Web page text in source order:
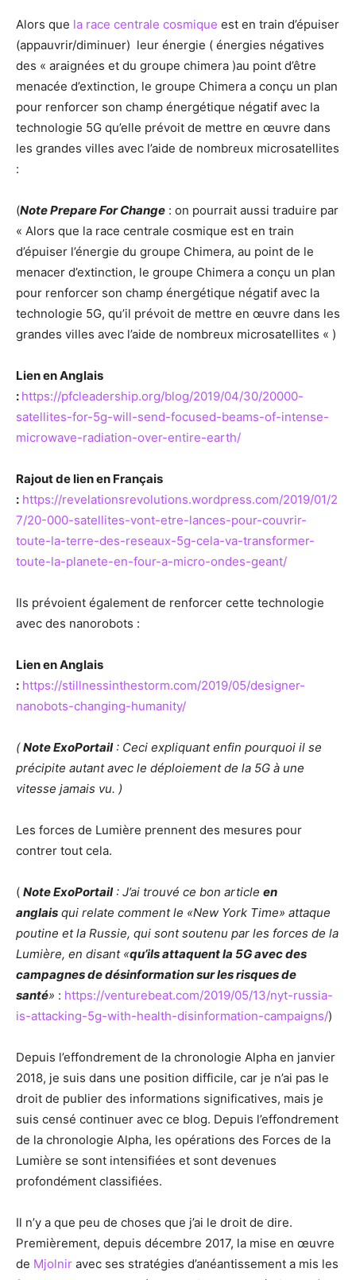
Alors que la race centrale cosmique est en train d’épuiser
(appauvrir/diminuer) leur énergie ( énergies négatives
des « araignées et du groupe chimera )au point d’être
menacée d’extinction, le groupe Chimera a conçu un plan
pour renforcer son champ énergétique négatif avec la
technologie 5G qu’elle prévoit de mettre en œuvre dans
les grandes villes avec l’aide de nombreux microsatellites
:
(Note Prepare For Change : on pourrait aussi traduire par
« Alors que la race centrale cosmique est en train
d’épuiser l’énergie du groupe Chimera, au point de le
menacer d’extinction, le groupe Chimera a conçu un plan
pour renforcer son champ énergétique négatif avec la
technologie 5G, qu’il prévoit de mettre en œuvre dans les
grandes villes avec l’aide de nombreux microsatellites « )
Lien en Anglais
: https://pfcleadership.org/blog/2019/04/30/20000-
satellites-for-5g-will-send-focused-beams-of-intense-
microwave-radiation-over-entire-earth/
Rajout de lien en Français
: https://revelationsrevolutions.wordpress.com/2019/01/2
7/20-000-satellites-vont-etre-lances-pour-couvrir-
toute-la-terre-des-reseaux-5g-cela-va-transformer-
toute-la-planete-en-four-a-micro-ondes-geant/
Ils prévoient également de renforcer cette technologie
avec des nanorobots :
Lien en Anglais
: https://stillnessinthestorm.com/2019/05/designer-
nanobots-changing-humanity/
(Note ExoPortail: Ceci expliquant enfin pourquoi il se
précipite autant avec le déploiement de la 5G à une
vitesse jamais vu. )
Les forces de Lumière prennent des mesures pour
contrer tout cela.
( Note ExoPortail: J’ai trouvé ce bon article en
anglais qui relate comment le «New York Time» attaque
poutine et la Russie, qui sont soutenu par les forces de la
Lumière, en disant «qu’ils attaquent la 5G avec des
campagnes de désinformation sur les risques de
santé» : https://venturebeat.com/2019/05/13/nyt-russia-
is-attacking-5g-with-health-disinformation-campaigns/)
Depuis l’effondrement de la chronologie Alpha en janvier
2018, je suis dans une position difficile, car je n’ai pas le
droit de publier des informations significatives, mais je
suis censé continuer avec ce blog. Depuis l’effondrement
de la chronologie Alpha, les opérations des Forces de la
Lumière se sont intensifiées et sont devenues
profondément classifiées.
Il n’y a que peu de choses que j’ai le droit de dire.
Premièrement, depuis décembre 2017, la mise en œuvre
de Mjolnir avec ses stratégies d’anéantissement a mis les